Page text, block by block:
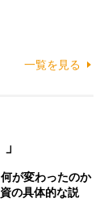
一覧を見る
が変わったのか
の具体的な説